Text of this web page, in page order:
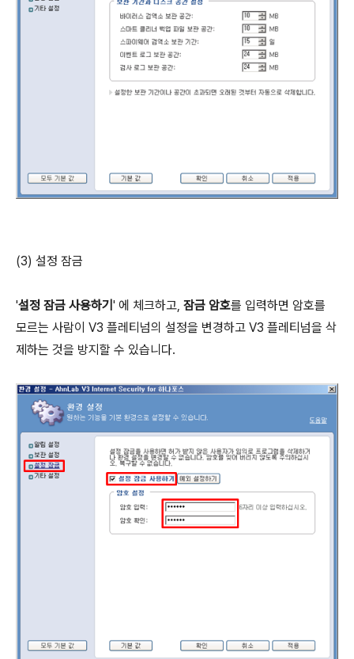
(3) 설정 잠금
'설정 잠금 사용하기 ' 에 체크하고, 잠금 암호를 입력하면 암호를
모르는 사람이 V3 플레티넘의 설정을 변경하고 V3 플레티넘을 삭
제하는 것을 방지할 수 있습니다.